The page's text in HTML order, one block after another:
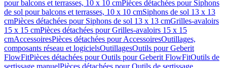
pour balcons et terrasses, 10 x 10 cmPièces détachées pour Siphons
de sol pour balcons et terrasses, 10 x 10 cmSiphons de sol 13 x 13
cmPièces détachées pour Siphons de sol 13 x 13 cmGrilles-avaloirs
15 x 15 cmPièces détachées pour Grilles-avaloirs 15 x 15
cmAccessoiresPièces détachées pour AccessoiresOutillages,
composants réseau et logicielsOutillagesOutils pour Geberit
FlowFitPièces détachées pour Outils pour Geberit FlowFitOutils de
sertissage manuelPièces détachées pour Outils de sertissage